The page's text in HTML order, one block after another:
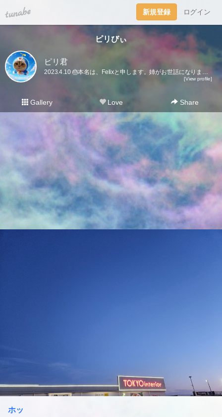
tuna.be 新規登録 ログイン
ピリびぃ
ピリ君
2023.4.10 🎂本名は、Felixと申します。姉がお世話になりました。姉も時々くるので、引き続きよろしくお願い致します。🤗
[View profile]
Gallery Love Share
ホッ